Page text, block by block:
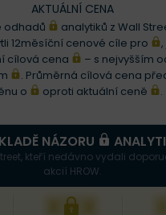
AKTUÁLNÍ CENA
odhadů
analytiků z Wall
12měsíční cenové cíle pro
cílová cena
– s nejvyšším
. Průměrná cílová cena
o
oproti aktuální ceně .
NÁZORU
kteří nedávno vydali
akcií HROW.
XXX